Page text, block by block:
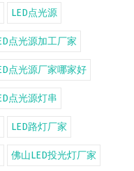
LED点光源
点光源加工厂家
点光源厂家哪家好
点光源灯串
LED路灯厂家
佛山LED投光灯厂家